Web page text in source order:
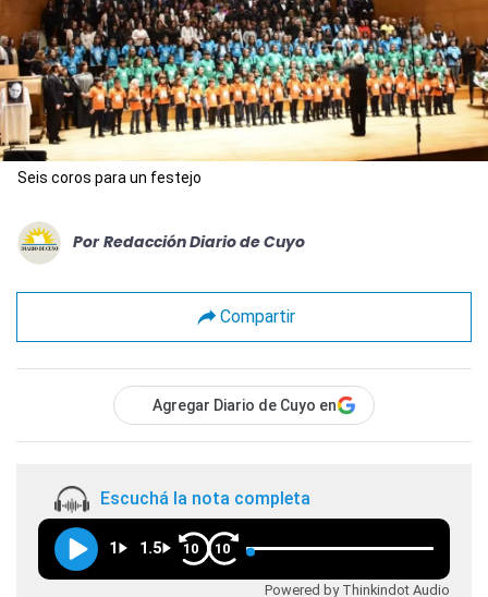
Seis coros para un festejo
Por Redacción Diario de Cuyo
Compartir
Agregar Diario de Cuyo en
Escuchá la nota completa
1 1.5 10 10
Powered by Thinkindot Audio